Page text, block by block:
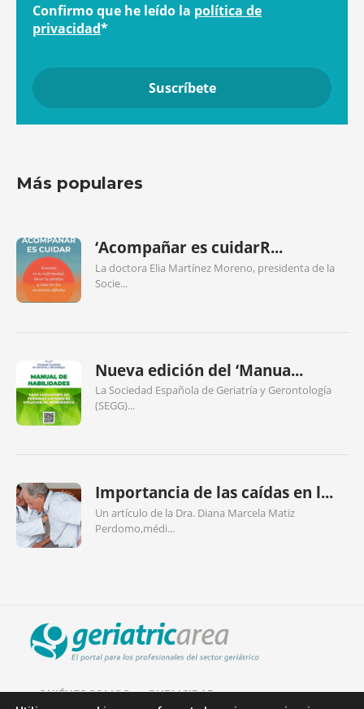
Confirmo que he leído la política de
privacidad*
Más populares
‘Acompañar es cuidarR...
La doctora Elia Martínez Moreno, presidenta de la
Socie...
Nueva edición del ‘Manua...
La Sociedad Española de Geriatría y Gerontología
(SEGG)...
Importancia de las caídas en l...
Un artículo de la Dra. Diana Marcela Matiz
Perdomo,médi...
QUIÉNES SOMOS PUBLICIDAD